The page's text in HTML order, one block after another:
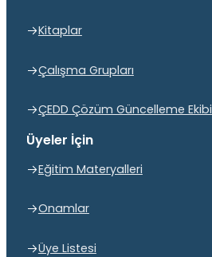
Kitaplar
Çalışma Grupları
ÇEDD Çözüm Güncelleme Ekibi
Üyeler İçin
Eğitim Materyalleri
Onamlar
Üye Listesi